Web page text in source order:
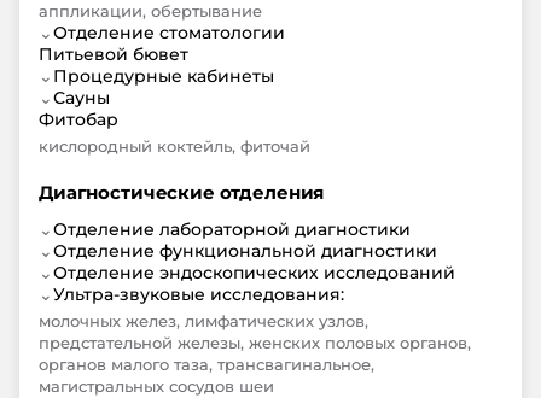
аппликации, обертывание
⌄Отделение стоматологии
Питьевой бювет
⌄ Процедурные кабинеты
⌄Сауны
Фитобар
кислородный коктейль, фиточай
Диагностические отделения
⌄Отделение лабораторной диагностики
⌄Отделение функциональной диагностики
⌄Отделение эндоскопических исследований
⌄Ультра-звуковые исследования:
молочных желез, лимфатических узлов,
предстательной железы, женских половых органов,
органов малого таза, трансвагинальное,
магистральных сосудов шеи